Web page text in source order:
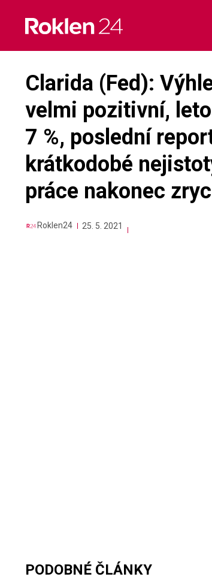
content
Clarida (Fed):
velmi pozitivní,
7 %, poslední
krátkodobé
práce nakonec
Roklen24 25. 5. 2021
PODOBNÉ ČLÁNKY